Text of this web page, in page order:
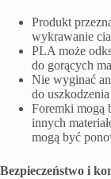
Produkt
wykrawanie
PLA może
do gorących
Nie wyginać
do
Foremki mogą
innych
mogą być
Bezpieczeństwo i